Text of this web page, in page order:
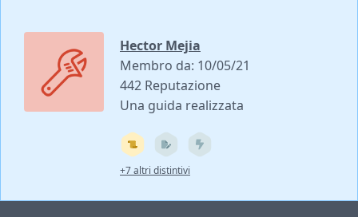
Hector Mejia
Membro da: 10/05/21
442 Reputazione
Una guida realizzata
+7 altri distintivi